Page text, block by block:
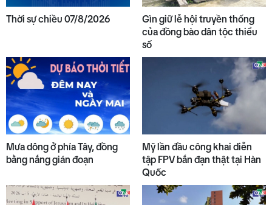
Thời sự chiều 07/8/2026
Gìn giữ lễ hội truyền thống
của đồng bào dân tộc thiểu
số
Mưa dông ở phía Tây, đồng
bằng nắng gián đoạn
Mỹ lần đầu công khai diễn
tập FPV bắn đạn thật tại Hàn
Quốc